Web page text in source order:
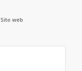
Sito web